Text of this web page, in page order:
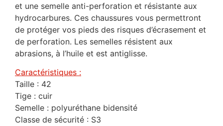
et une semelle anti-perforation et résistante aux
hydrocarbures. Ces chaussures vous permettront
de protéger vos pieds des risques d’écrasement et
de perforation. Les semelles résistent aux
abrasions, à l’huile et est antiglisse.
Caractéristiques :
Taille : 42
Tige : cuir
Semelle : polyuréthane bidensité
Classe de sécurité : S3